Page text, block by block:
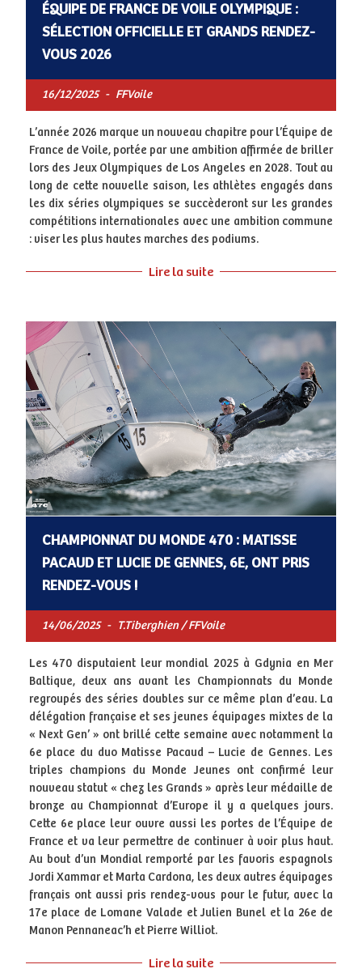
ÉQUIPE DE FRANCE DE VOILE OLYMPIQUE :
SÉLECTION OFFICIELLE ET GRANDS RENDEZ-
VOUS 2026
16/12/2025 - FFVoile
L’année 2026 marque un nouveau chapitre pour l’Équipe de
France de Voile, portée par une ambition affirmée de briller
lors des Jeux Olympiques de Los Angeles en 2028. Tout au
long de cette nouvelle saison, les athlètes engagés dans
les dix séries olympiques se succèderont sur les grandes
compétitions internationales avec une ambition commune
: viser les plus hautes marches des podiums.
Lire la suite
CHAMPIONNAT DU MONDE 470 : MATISSE
PACAUD ET LUCIE DE GENNES, 6E, ONT PRIS
RENDEZ-VOUS !
14/06/2025 - T.Tiberghien / FFVoile
Les 470 disputaient leur mondial 2025 à Gdynia en Mer
Baltique, deux ans avant les Championnats du Monde
regroupés des séries doubles sur ce même plan d’eau. La
délégation française et ses jeunes équipages mixtes de la
« Next Gen’ » ont brillé cette semaine avec notamment la
6e place du duo Matisse Pacaud – Lucie de Gennes. Les
triples champions du Monde Jeunes ont confirmé leur
nouveau statut « chez les Grands » après leur médaille de
bronze au Championnat d’Europe il y a quelques jours.
Cette 6e place leur ouvre aussi les portes de l’Équipe de
France et va leur permettre de continuer à voir plus haut.
Au bout d’un Mondial remporté par les favoris espagnols
Jordi Xammar et Marta Cardona, les deux autres équipages
français ont aussi pris rendez-vous pour le futur, avec la
17e place de Lomane Valade et Julien Bunel et la 26e de
Manon Pennaneac’h et Pierre Williot.
Lire la suite